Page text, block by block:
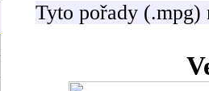
Tyto pořady